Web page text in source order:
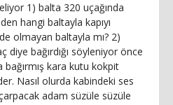
1) balta 320 uçağında
hangi baltayla kapıyı
olmayan baltayla mı? 2)
diye bağırdığı söyleniyor önce
kara kutu kokpit
Nasıl olurda kabindeki ses
adam süzüle süzüle